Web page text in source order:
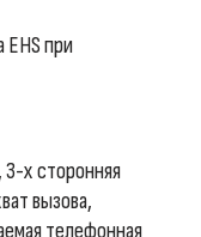
EHS при
х сторонняя
вызова,
телефонная